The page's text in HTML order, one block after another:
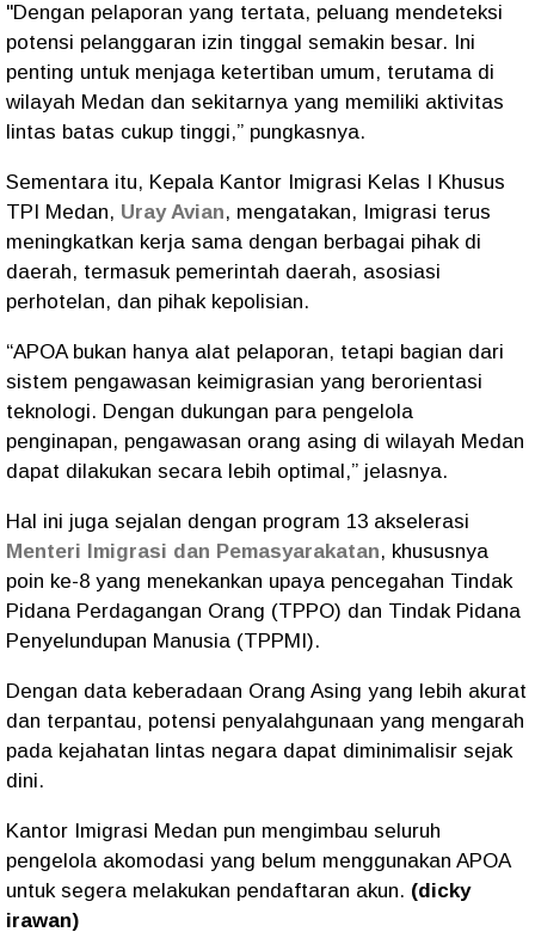
"Dengan pelaporan yang tertata, peluang mendeteksi
potensi pelanggaran izin tinggal semakin besar. Ini
penting untuk menjaga ketertiban umum, terutama di
wilayah Medan dan sekitarnya yang memiliki aktivitas
lintas batas cukup tinggi,” pungkasnya.
Sementara itu, Kepala Kantor Imigrasi Kelas I Khusus
TPI Medan, Uray Avian, mengatakan, Imigrasi terus
meningkatkan kerja sama dengan berbagai pihak di
daerah, termasuk pemerintah daerah, asosiasi
perhotelan, dan pihak kepolisian.
“APOA bukan hanya alat pelaporan, tetapi bagian dari
sistem pengawasan keimigrasian yang berorientasi
teknologi. Dengan dukungan para pengelola
penginapan, pengawasan orang asing di wilayah Medan
dapat dilakukan secara lebih optimal,” jelasnya.
Hal ini juga sejalan dengan program 13 akselerasi
Menteri Imigrasi dan Pemasyarakatan, khususnya
poin ke-8 yang menekankan upaya pencegahan Tindak
Pidana Perdagangan Orang (TPPO) dan Tindak Pidana
Penyelundupan Manusia (TPPMI).
Dengan data keberadaan Orang Asing yang lebih akurat
dan terpantau, potensi penyalahgunaan yang mengarah
pada kejahatan lintas negara dapat diminimalisir sejak
dini.
Kantor Imigrasi Medan pun mengimbau seluruh
pengelola akomodasi yang belum menggunakan APOA
untuk segera melakukan pendaftaran akun. (dicky
irawan)